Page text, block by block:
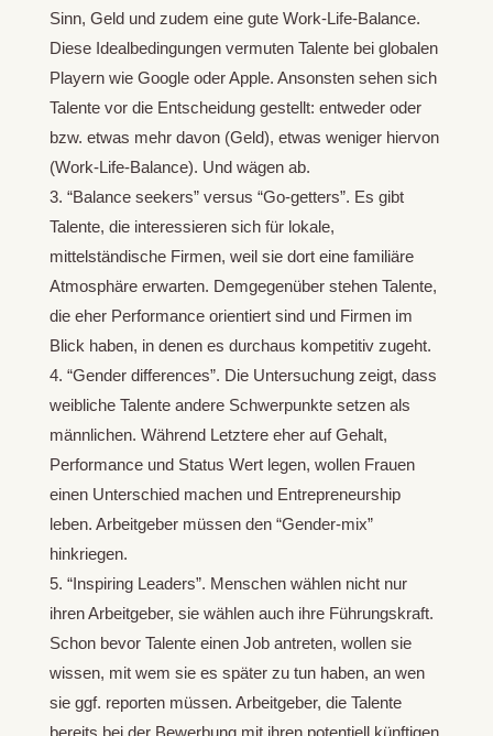
Sinn, Geld und zudem eine gute Work-Life-Balance.
Diese Idealbedingungen vermuten Talente bei globalen
Playern wie Google oder Apple. Ansonsten sehen sich
Talente vor die Entscheidung gestellt: entweder oder
bzw. etwas mehr davon (Geld), etwas weniger hiervon
(Work-Life-Balance). Und wägen ab.
“Balance seekers” versus “Go-getters”. Es gibt
Talente, die interessieren sich für lokale,
mittelständische Firmen, weil sie dort eine familiäre
Atmosphäre erwarten. Demgegenüber stehen Talente,
die eher Performance orientiert sind und Firmen im
Blick haben, in denen es durchaus kompetitiv zugeht.
“Gender differences”. Die Untersuchung zeigt, dass
weibliche Talente andere Schwerpunkte setzen als
männlichen. Während Letztere eher auf Gehalt,
Performance und Status Wert legen, wollen Frauen
einen Unterschied machen und Entrepreneurship
leben. Arbeitgeber müssen den “Gender-mix”
hinkriegen.
“Inspiring Leaders”. Menschen wählen nicht nur
ihren Arbeitgeber, sie wählen auch ihre Führungskraft.
Schon bevor Talente einen Job antreten, wollen sie
wissen, mit wem sie es später zu tun haben, an wen
sie ggf. reporten müssen. Arbeitgeber, die Talente